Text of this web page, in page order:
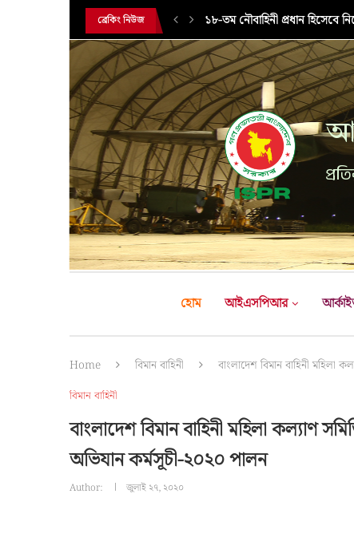
ব্রেকিং নিউজ ১৮-তম নৌবাহিনী প্রধান হিসেবে
হোম আইএসপিআর
Home বিমান বাহিনী বাংলাদেশ বিমান বাহিনী
বিমান বাহিনী
বাংলাদেশ বিমান বাহিনী মহিলা কল্যাণ
অভিযান কর্মসূচী-২০২০ পালন
Author: জুলাই ২৭, ২০২০